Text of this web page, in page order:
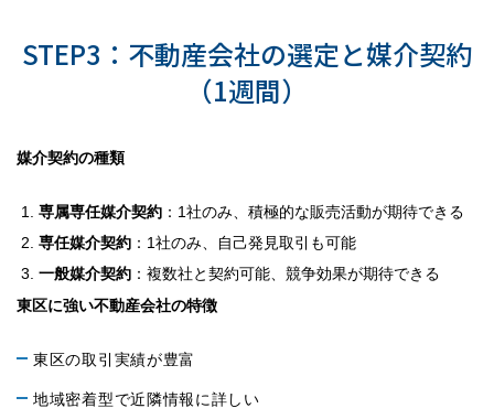
STEP3：不動産会社の選定と媒介契約
（1週間）
媒介契約の種類
専属専任媒介契約 ：1社のみ、積極的な販売活動が期待できる
専任媒介契約 ：1社のみ、自己発見取引も可能
一般媒介契約 ：複数社と契約可能、競争効果が期待できる
東区に強い不動産会社の特徴
東区の取引実績が豊富
地域密着型で近隣情報に詳しい